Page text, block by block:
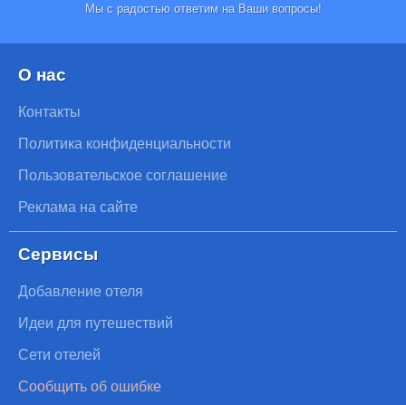
Мы с радостью ответим на Ваши вопросы!
О нас
Контакты
Политика конфиденциальности
Пользовательское соглашение
Реклама на сайте
Сервисы
Добавление отеля
Идеи для путешествий
Сети отелей
Сообщить об ошибке